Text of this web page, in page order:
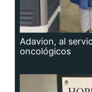
Adavion, al
oncológicos